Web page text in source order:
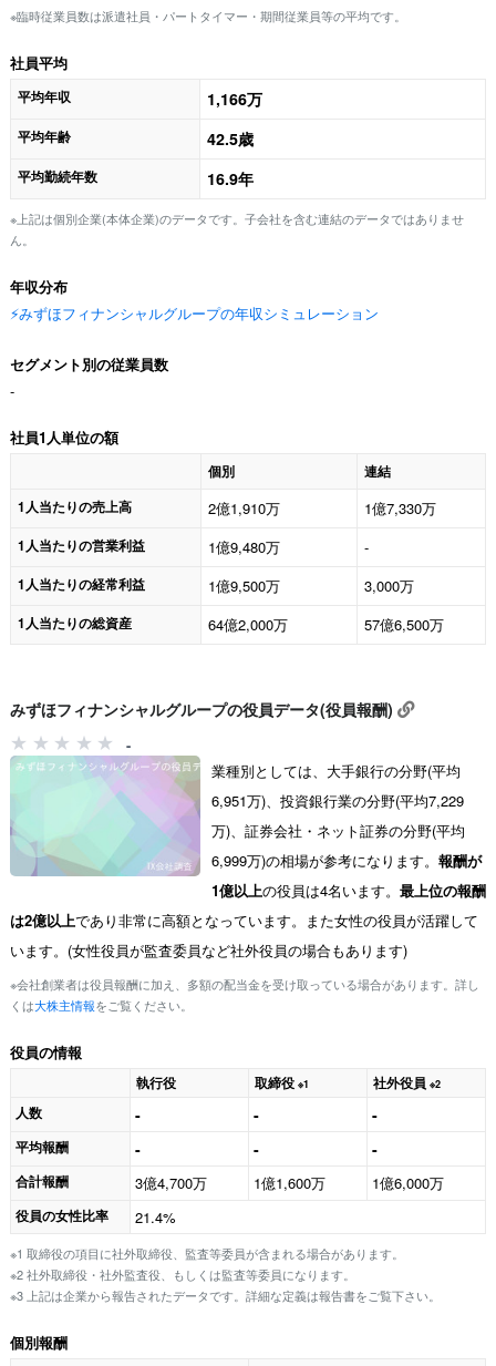
※臨時従業員数は派遣社員・パートタイマー・期間従業員等の平均です。
社員平均
平均年収 1,166万
平均年齢 42.5歳
平均勤続年数 16.9年
※上記は個別企業(本体企業)のデータです。子会社を含む連結のデータではありませ
ん。
年収分布
⚡️みずほフィナンシャルグループの年収シミュレーション
セグメント別の従業員数
-
社員1人単位の額
個別
連結
1人当たりの売上高
2億1,910万 1億7,330万
1人当たりの営業利益 1億9,480万 -
1人当たりの経常利益 1億9,500万 3,000万
1人当たりの総資産 64億2,000万 57億6,500万
みずほフィナンシャルグループの役員データ(役員報酬)
-
業種別としては、大手銀行の分野(平均
6,951万)、投資銀行業の分野(平均7,229
万)、証券会社・ネット証券の分野(平均
6,999万)の相場が参考になります。 報酬が
1億以上の役員は4名います。 最上位の報酬
は2億以上であり非常に高額となっています。また女性の役員が活躍して
います。(女性役員が監査委員など社外役員の場合もあります)
※会社創業者は役員報酬に加え、多額の配当金を受け取っている場合があります。詳し
くは大株主情報をご覧ください。
役員の情報
執行役 取締役 ※1 社外役員 ※2
人数 - - -
平均報酬 - - -
合計報酬 3億4,700万 1億1,600万 1億6,000万
役員の女性比率 21.4%
※1 取締役の項目に社外取締役、監査等委員が含まれる場合があります。
※2 社外取締役・社外監査役、もしくは監査等委員になります。
※3 上記は企業から報告されたデータです。詳細な定義は報告書をご覧下さい。
個別報酬